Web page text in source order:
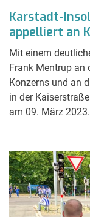
Karstadt-
appelliert an
Mit einem
Frank Mentrup an
Konzerns und an
in der
am 09. März 2023.